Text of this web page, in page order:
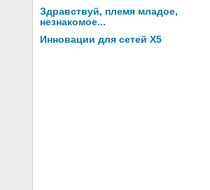
Здравствуй, племя младое,
незнакомое...
Инновации для сетей X5